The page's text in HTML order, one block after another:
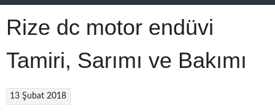
Rize dc motor endüvi
Tamiri, Sarımı ve Bakımı
13 Şubat 2018